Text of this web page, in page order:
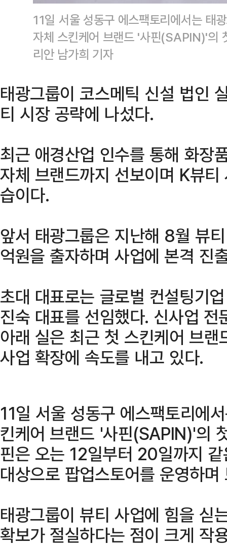
11일 서울 성동구 에스팩토리에서는 태
자체 스킨케어 브랜드 '사핀(SAPIN)'의
리안 남가희 기자
태광그룹이 코스메틱 신설 법인
티 시장 공략에 나섰다.
최근 애경산업 인수를 통해 화장
자체 브랜드까지 선보이며 K뷰
습이다.
앞서 태광그룹은 지난해 8월 뷰
억원을 출자하며 사업에 본격 진
초대 대표로는 글로벌 컨설팅기
진숙 대표를 선임했다. 신사업
아래 실은 최근 첫 스킨케어 브
사업 확장에 속도를 내고 있다.
11일 서울 성동구 에스팩토리에
킨케어 브랜드 '사핀(SAPIN)'의
핀은 오는 12일부터 20일까지
대상으로 팝업스토어를 운영하
태광그룹이 뷰티 사업에 힘을 싣
확보가 절실하다는 점이 크게 작